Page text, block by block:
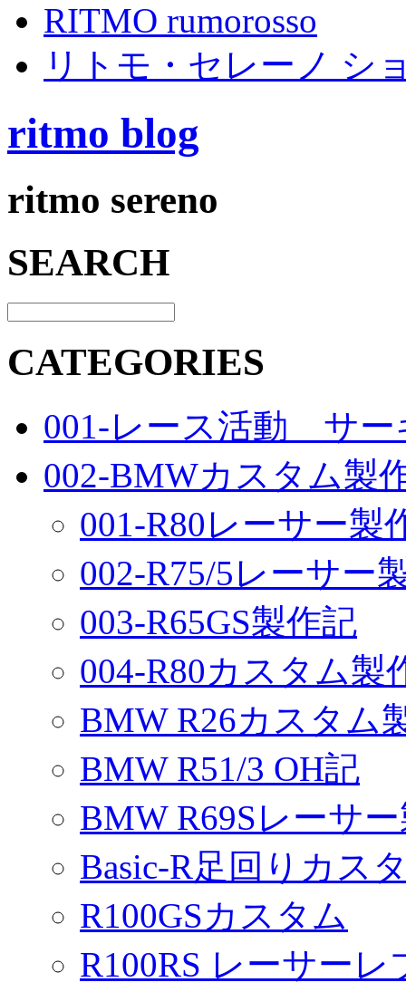
RITMO rumorosso
リトモ・セレーノ シ
ritmo blog
ritmo sereno
SEARCH
CATEGORIES
001-レース活動 サー
002-BMWカスタム製
001-R80レーサー製
002-R75/5レーサー
003-R65GS製作記
004-R80カスタム製
BMW R26カスタム
BMW R51/3 OH記
BMW R69Sレーサ
Basic-R足回りカス
R100GSカスタム
R100RS レーサー